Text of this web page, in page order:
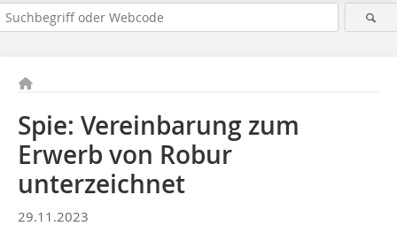
Spie: Vereinbarung zum
Erwerb von Robur
unterzeichnet
29.11.2023